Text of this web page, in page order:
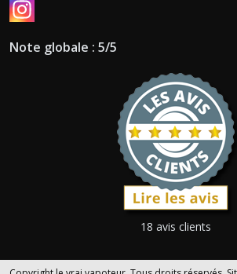
Note globale : 5/5
18 avis clients